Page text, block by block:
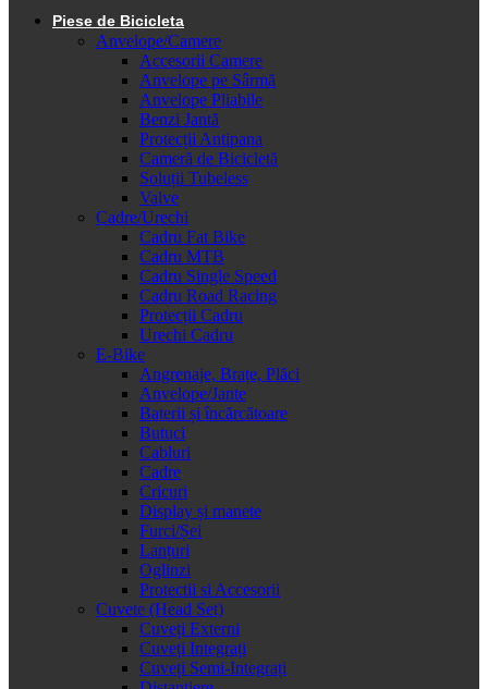
Piese de Bicicleta
Anvelope/Camere
Accesorii Camere
Anvelope pe Sârmă
Anvelope Pliabile
Benzi Jantă
Protecții Antipana
Cameră de Bicicletă
Soluții Tubeless
Valve
Cadre/Urechi
Cadru Fat Bike
Cadru MTB
Cadru Single Speed
Cadru Road Racing
Protecții Cadru
Urechi Cadru
E-Bike
Angrenaje, Brațe, Plăci
Anvelope/Jante
Baterii și încărcătoare
Butuci
Cabluri
Cadre
Cricuri
Display și manete
Furci/Șei
Lanțuri
Oglinzi
Protectii si Accesorii
Cuvete (Head Set)
Cuveți Externi
Cuveți Integrați
Cuveți Semi-Integrați